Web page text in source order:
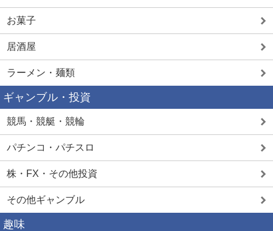
お菓子
居酒屋
ラーメン・麺類
ギャンブル・投資
競馬・競艇・競輪
パチンコ・パチスロ
株・FX・その他投資
その他ギャンブル
趣味